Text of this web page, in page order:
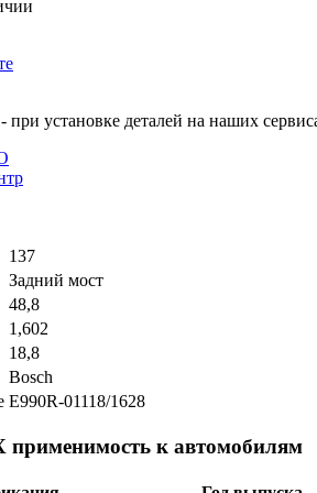
установке деталей на наших
137
Задний мост
48,8
1,602
18,8
Bosch
E990R-01118/1628
применимость к автомобилям